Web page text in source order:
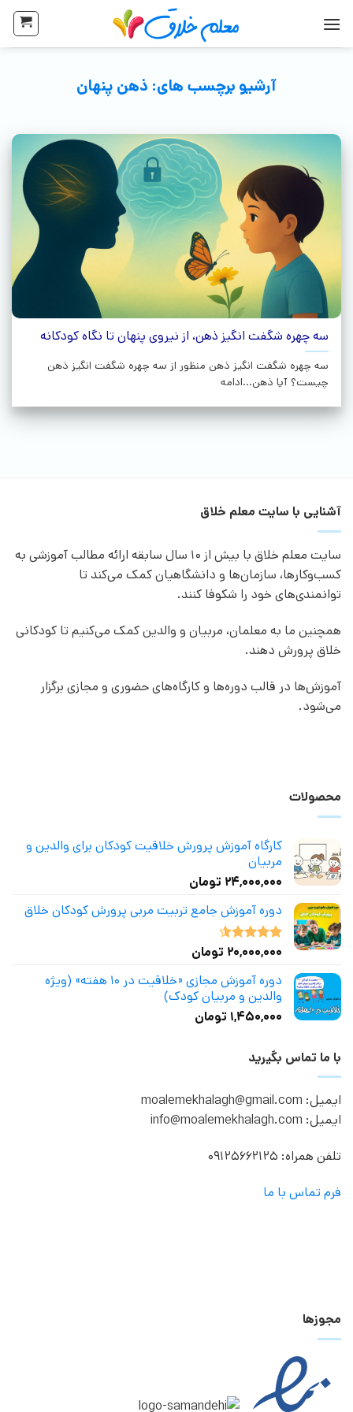
آرشیو برچسب های: ذهن پنهان
سه چهره شگفت انگیز ذهن، از نیروی پنهان تا نگاه کودکانه
سه چهره شگفت انگیز ذهن منظور از سه چهره شگفت انگیز ذهن
چیست؟ آیا ذهن...ادامه
آشنایی با سایت معلم خلاق
سایت معلم خلاق با بیش از 10 سال سابقه ارائه مطالب آموزشی به
کسب‌وکارها، سازمان‌ها و دانشگاهیان کمک می‌کند تا
توانمندی‌های خود را شکوفا کنند.
همچنین ما به معلمان، مربیان و والدین کمک می‌کنیم تا کودکانی
خلاق پرورش دهند.
آموزش‌ها در قالب دوره‌ها و کارگاه‌های حضوری و مجازی برگزار
می‌شود.
محصولات
کارگاه آموزش پرورش خلاقیت کودکان برای والدین و
مربیان
۲۴,۰۰۰,۰۰۰ تومان
دوره آموزش جامع تربیت مربی پرورش کودکان خلاق
نمره4.50
۲۰,۰۰۰,۰۰۰ تومان
دوره آموزش مجازی «خلاقیت در ۱۰ هفته» (ویژه
والدین و مربیان کودک)
۱,۴۵۰,۰۰۰ تومان
با ما تماس بگیرید
ایمیل: moalemekhalagh@gmail.com
ایمیل: info@moalemekhalagh.com
تلفن همراه: 09125662125
فرم تماس با ما
مجوزها